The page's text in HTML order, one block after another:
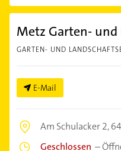
Metz Garten- und
GARTEN- UND
E-Mail
Am Schulacker 2,
Geschlossen –